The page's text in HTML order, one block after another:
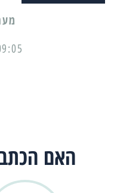
| 27/03/2025
האם